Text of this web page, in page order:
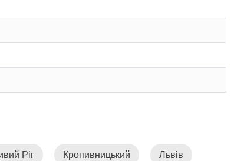
Ріг Кропивницький Львів